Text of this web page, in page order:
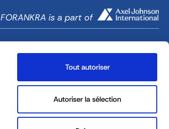
Tout autoriser
Autoriser la sélection
FORANKRA is a part of